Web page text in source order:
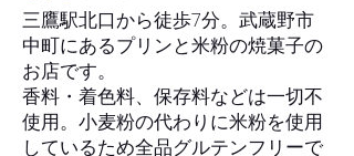
三鷹駅北口から徒歩7分。武蔵野市
中町にあるプリンと米粉の焼菓子の
お店です。
香料・着色料、保存料などは一切不
使用。小麦粉の代わりに米粉を使用
しているため全品グルテンフリーで